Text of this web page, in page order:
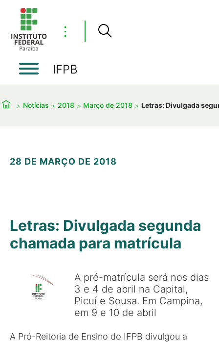
⋮
IFPB
Notícias 2018 Março de 2018 Letras: Divulgada
28 DE MARÇO DE 2018
Letras: Divulgada segunda
chamada para matrícula
A pré-matrícula será nos dias
3 e 4 de abril na Capital,
Picuí e Sousa. Em Campina,
em 9 e 10 de abril
A Pró-Reitoria de Ensino do IFPB divulgou a